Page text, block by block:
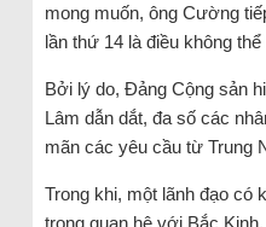
mong muốn, ông Cường
lần thứ 14 là điều không
Bởi lý do, Đảng Cộng sản
Lâm dẫn dắt, đa số các
mãn các yêu cầu từ Trung
Trong khi, một lãnh đạo có
trong quan hệ với Bắc